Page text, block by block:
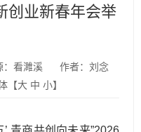
创业新春年会举
：看濉溪
作者：刘念
【大 中 小】